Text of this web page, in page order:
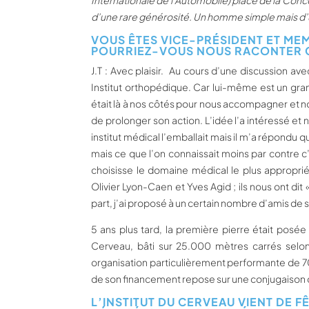
d’une rare générosité. Un homme simple mais
VOUS ÊTES VICE-PRÉSIDENT ET
POURRIEZ-VOUS NOUS RACONTER
J.T : Avec plaisir. Au cours d’une discussion
Institut orthopédique. Car lui-même est un
était là à nos côtés pour nous accompagner et
de prolonger son action. L’idée l’a intéressé
institut médical l’emballait mais il m’a répondu
mais ce que l’on connaissait moins par contre
choisisse le domaine médical le plus
Olivier Lyon-Caen et Yves Agid ; ils nous ont
part, j’ai proposé à un certain nombre d’amis de
5 ans plus tard, la première pierre était
Cerveau, bâti sur 25.000 mètres carrés
organisation particulièrement performante de
de son financement repose sur une conjugaison
L’INSTITUT DU CERVEAU VIENT DE